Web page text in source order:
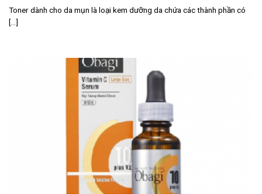
Toner dành cho da mụn là loại kem dưỡng da chứa các thành phần có
[...]